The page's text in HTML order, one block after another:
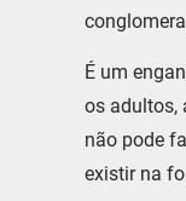
É um
os adultos,
não pode
existir na